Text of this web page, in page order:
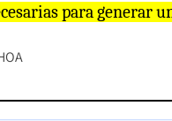
para generar